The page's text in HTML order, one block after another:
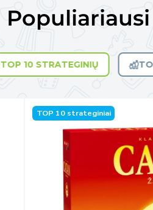
TOP 10 STRATEGINIŲ
TOP 10 strateginiai